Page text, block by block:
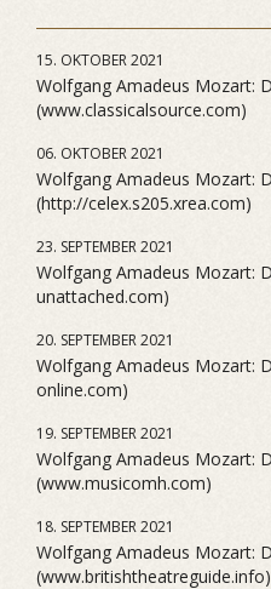
15. OKTOBER 2021
Wolfgang Amadeus Mozart:
(www.classicalsource.com)
06. OKTOBER 2021
Wolfgang Amadeus Mozart:
(http://celex.s205.xrea.com)
23. SEPTEMBER 2021
Wolfgang Amadeus Mozart:
unattached.com)
20. SEPTEMBER 2021
Wolfgang Amadeus Mozart:
online.com)
19. SEPTEMBER 2021
Wolfgang Amadeus Mozart:
(www.musicomh.com)
18. SEPTEMBER 2021
Wolfgang Amadeus Mozart:
(www.britishtheatreguide.info)